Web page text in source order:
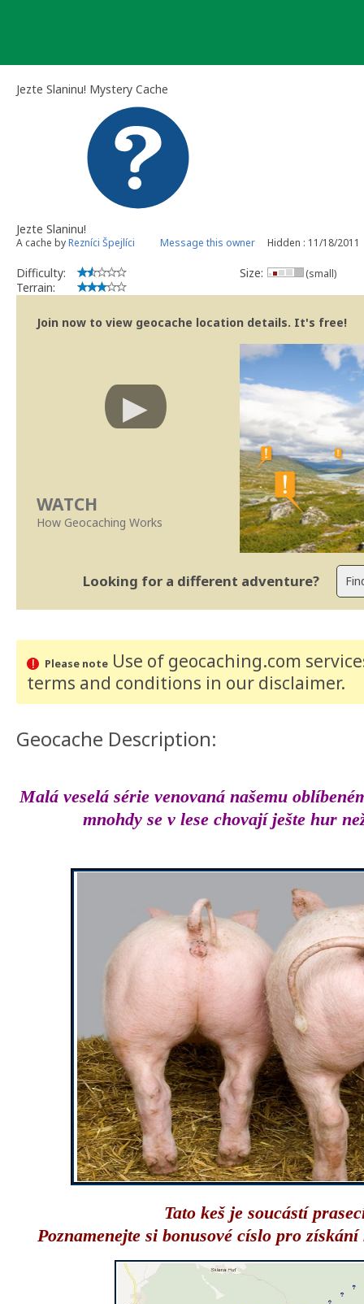
Jezte Slaninu! Mystery Cache
Jezte Slaninu!
A cache byRezníci Špejlíci Message this owner Hidden : 11/18/2011
Difficulty:
Terrain:
Size: (small)
Join now to view geocache location details. It's free!
WATCH
How Geocaching Works
Looking for a different adventure?
Please noteUse of geocaching.com
terms and conditions in our disclaimer.
Geocache Description:
Malá veselá série venovaná našemu
mnohdy se v lese chovají ješte hur
Tato keš je soucástí
Poznamenejte si bonusové císlo pro